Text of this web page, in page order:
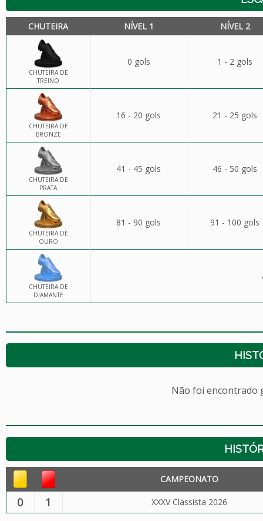
CHUTEIRA NÍVEL 1 NÍVEL 2
CHUTEIRA DE
TREINO
0 gols 1 - 2 gols
CHUTEIRA DE
BRONZE
16 - 20 gols 21 - 25 gols
CHUTEIRA DE
PRATA
41 - 45 gols 46 - 50 gols
CHUTEIRA DE
OURO
81 - 90 gols 91 - 100 gols
CHUTEIRA DE
DIAMANTE
Não foi encontrado
CAMPEONATO
0 1 XXXV Classista 2026